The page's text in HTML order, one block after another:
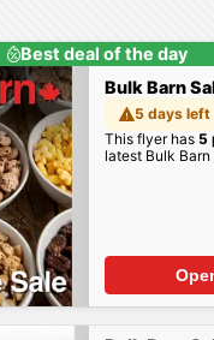
Best deal of the day
Bulk Barn
5 days left
This flyer has 5
latest Bulk